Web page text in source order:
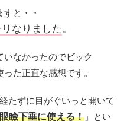
と・・
なりました。
なかったのでビック
た正直な感想です。
たずに目がぐいっと開いて
瞼下垂に使える！ 」とい